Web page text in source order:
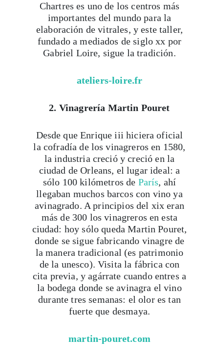
Chartres es uno de los centros más
importantes del mundo para la
elaboración de vitrales, y este taller,
fundado a mediados de siglo xx por
Gabriel Loire, sigue la tradición.
ateliers-loire.fr
2. Vinagrería Martin Pouret
Desde que Enrique iii hiciera oficial
la cofradía de los vinagreros en 1580,
la industria creció y creció en la
ciudad de Orleans, el lugar ideal: a
sólo 100 kilómetros de París, ahí
llegaban muchos barcos con vino ya
avinagrado. A principios del xix eran
más de 300 los vinagreros en esta
ciudad: hoy sólo queda Martin Pouret,
donde se sigue fabricando vinagre de
la manera tradicional (es patrimonio
de la unesco). Visita la fábrica con
cita previa, y agárrate cuando entres a
la bodega donde se avinagra el vino
durante tres semanas: el olor es tan
fuerte que desmaya.
martin-pouret.com